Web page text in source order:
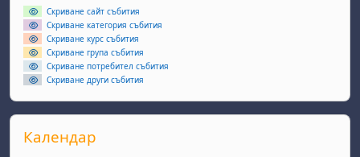
Скриване сайт събития
Скриване категория събития
Скриване курс събития
Скриване група събития
Скриване потребител събития
Скриване други събития
Прескочи Календар
Календар